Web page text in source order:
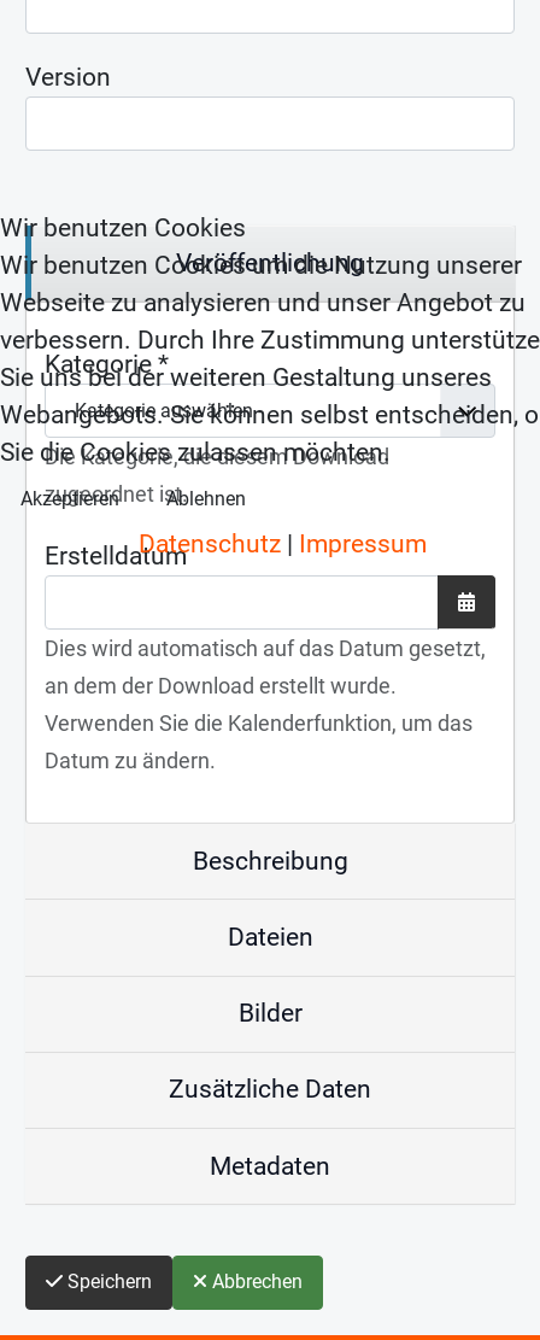
Version
Veröffentlichung
Kategorie*
Die Kategorie, die diesem Download
zugeordnet ist.
Erstelldatum
Dies wird automatisch auf das Datum gesetzt,
an dem der Download erstellt wurde.
Verwenden Sie die Kalenderfunktion, um das
Datum zu ändern.
Beschreibung
Dateien
Bilder
Zusätzliche Daten
Metadaten
Speichern Abbrechen
Wir benutzen Cookies
Wir benutzen Cookies um die Nutzung unserer
Webseite zu analysieren und unser Angebot zu
verbessern. Durch Ihre Zustimmung
Sie uns bei der weiteren Gestaltung unseres
Webangebots. Sie können selbst entscheiden,
Sie die Cookies zulassen möchten.
Akzeptieren Ablehnen
Datenschutz| Impressum